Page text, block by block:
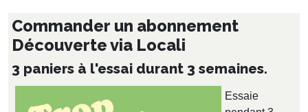
Commander un abonnement
Découverte via Locali
3 paniers à l'essai durant 3 semaines.
Essaie